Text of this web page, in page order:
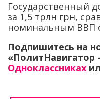
Государственный
за 1,5 трлн грн,
номинальным ВВП
Подпишитесь на
«ПолитНавигатор
Одноклассниках